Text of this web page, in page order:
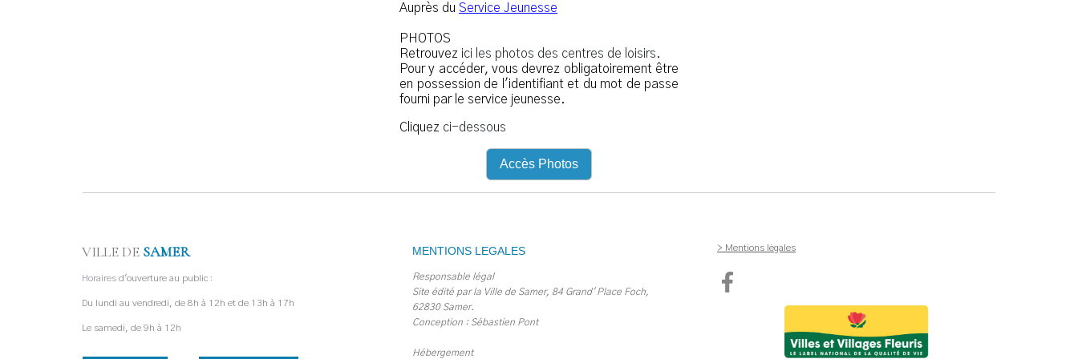
Auprès du Service Jeunesse
PHOTOS
Retrouvez ici les photos des centres de loisirs.
Pour y accéder, vous devrez obligatoirement être
en possession de l'identifiant et du mot de passe
fourni par le service jeunesse.
Cliquez ci-dessous
Accès Photos
VILLE DE SAMER
Horaires d'ouverture au public :
Du lundi au vendredi, de 8h à 12h et de 13h à 17h
Le samedi, de 9h à 12h
MENTIONS LEGALES
Responsable légal
Site édité par la Ville de Samer, 84 Grand' Place Foch,
62830 Samer.
Conception : Sébastien Pont
Hébergement
> Mentions légales